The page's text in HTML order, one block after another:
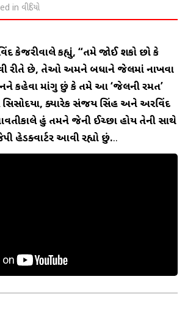
in વીડિયો
કેજરીવાલે કહ્યું, “તમે જાેઈ શકો છો કે
રીતે છે, તેઓ અમને બધાને જેલમાં નાખવા
કહેવા માંગુ છું કે તમે આ ‘જેલની રમત’
સિસોદિયા, ક્યારેક સંજય સિંહ અને અરવિંદ
હું તમને જેની ઈચ્છા હોય તેની સાથે
હેડક્વાર્ટર આવી રહ્યો છું...